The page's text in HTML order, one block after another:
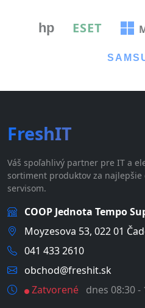
hp ESET
FreshIT
Váš spoľahlivý partner pre IT a
sortiment produktov za
servisom.
COOP Jednota Tempo
Moyzesova 53, 022 01
041 433 2610
obchod@freshit.sk
Zatvorené dnes 08:30 -